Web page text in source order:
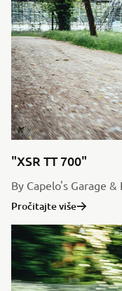
"XSR TT 700"
By Capelo's Garage
Pročitajte više